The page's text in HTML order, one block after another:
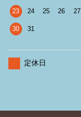
23 24 25 26 27
30 31
定休日